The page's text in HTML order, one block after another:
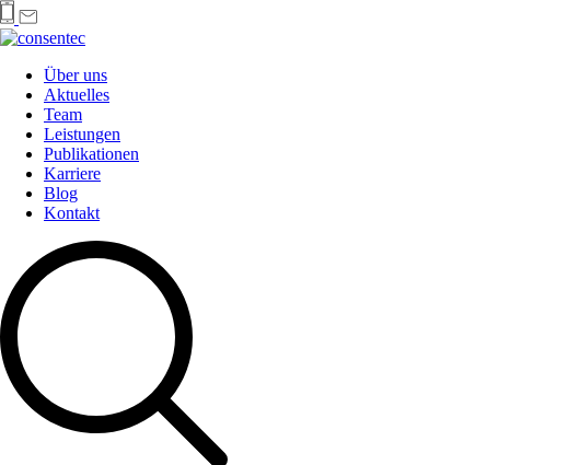
Über uns
Aktuelles
Team
Leistungen
Publikationen
Karriere
Blog
Kontakt